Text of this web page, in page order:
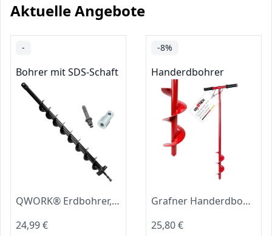
Aktuelle Angebote
-
Bohrer mit SDS-Schaft
QWORK® Erdbohrer, ⌀ 60 mm Erdbohrer für Bohrmaschine mit Adapter, 80 cm Länge Erdlochbohrer, für Löcherbohrungen und Baumpflanzungen
24,99 €
-8%
Handerdbohrer
Grafner Handerdbohrer für Löcher bis Ø 100 mm, für extrem hohe Belastungen, aus massivem Stahl, große Förderschnecke, Anti-Rutsch-Griffe, ideal für Zaunpfähle Pflanzen Bäume Sträucher, Erdlochbohrer
25,80 €